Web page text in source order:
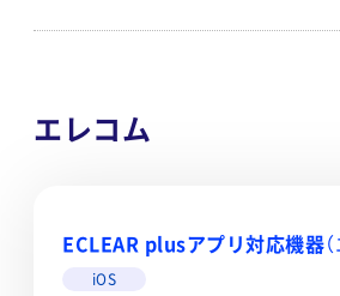
エレコム
ECLEAR plusアプリ対応機器
iOS